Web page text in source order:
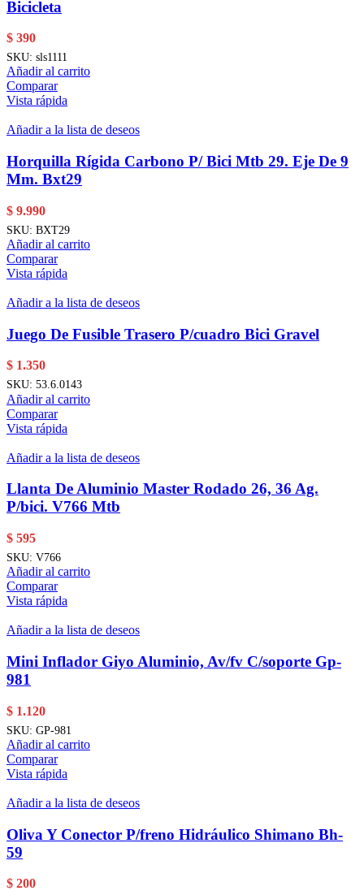
Bicicleta
$ 390
SKU: sls1111
Añadir al carrito
Comparar
Vista rápida
Añadir a la lista de deseos
Horquilla Rígida Carbono P/ Bici Mtb 29. Eje De 9
Mm. Bxt29
$ 9.990
SKU: BXT29
Añadir al carrito
Comparar
Vista rápida
Añadir a la lista de deseos
Juego De Fusible Trasero P/cuadro Bici Gravel
$ 1.350
SKU: 53.6.0143
Añadir al carrito
Comparar
Vista rápida
Añadir a la lista de deseos
Llanta De Aluminio Master Rodado 26, 36 Ag.
P/bici. V766 Mtb
$ 595
SKU: V766
Añadir al carrito
Comparar
Vista rápida
Añadir a la lista de deseos
Mini Inflador Giyo Aluminio, Av/fv C/soporte Gp-
981
$ 1.120
SKU: GP-981
Añadir al carrito
Comparar
Vista rápida
Añadir a la lista de deseos
Oliva Y Conector P/freno Hidráulico Shimano Bh-
59
$ 200